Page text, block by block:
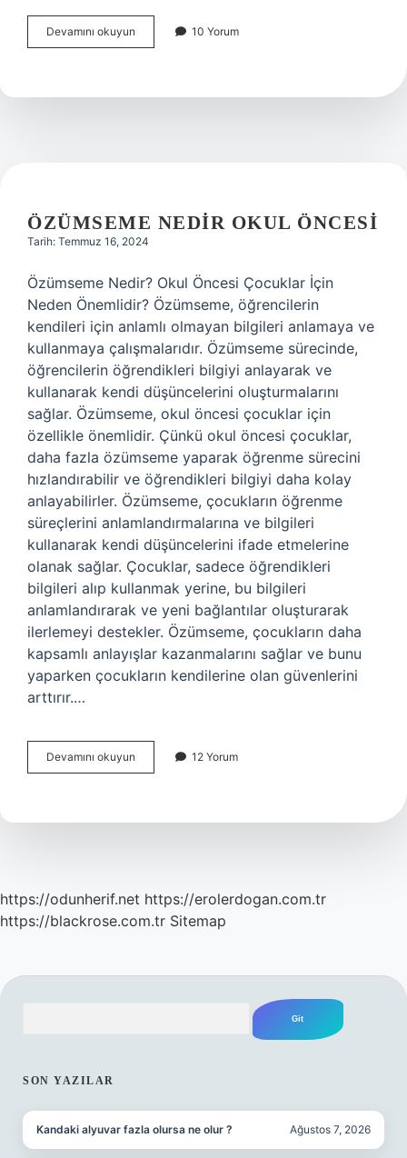
Devamını okuyun
eğitim
10 Yorum
ÖZÜMSEME NEDIR OKUL ÖNCESI
Tarih: Temmuz 16, 2024
Özümseme Nedir? Okul Öncesi Çocuklar İçin
Neden Önemlidir? Özümseme, öğrencilerin
kendileri için anlamlı olmayan bilgileri anlamaya ve
kullanmaya çalışmalarıdır. Özümseme sürecinde,
öğrencilerin öğrendikleri bilgiyi anlayarak ve
kullanarak kendi düşüncelerini oluşturmalarını
sağlar. Özümseme, okul öncesi çocuklar için
özellikle önemlidir. Çünkü okul öncesi çocuklar,
daha fazla özümseme yaparak öğrenme sürecini
hızlandırabilir ve öğrendikleri bilgiyi daha kolay
anlayabilirler. Özümseme, çocukların öğrenme
süreçlerini anlamlandırmalarına ve bilgileri
kullanarak kendi düşüncelerini ifade etmelerine
olanak sağlar. Çocuklar, sadece öğrendikleri
bilgileri alıp kullanmak yerine, bu bilgileri
anlamlandırarak ve yeni bağlantılar oluşturarak
ilerlemeyi destekler. Özümseme, çocukların daha
kapsamlı anlayışlar kazanmalarını sağlar ve bunu
yaparken çocukların kendilerine olan güvenlerini
arttırır.…
Devamını okuyun Özümseme
nedir
12 Yorum
https://odunherif.net https://erolerdogan.com.tr
https://blackrose.com.tr Sitemap
SON YAZILAR
Kandaki alyuvar fazla olursa ne olur ? Ağustos 7, 2026